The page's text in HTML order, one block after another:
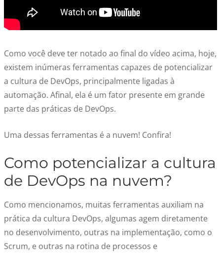
Como você deve ter notado ao final do vídeo acima, hoje,
existem inúmeras ferramentas capazes de potencializar
a cultura de DevOps, principalmente ligadas à
automação. Afinal, ela é um fator presente em grande
parte das práticas de DevOps.
Uma dessas ferramentas é a nuvem! Confira!
Como potencializar a cultura
de DevOps na nuvem?
Como mencionamos, muitas ferramentas auxiliam na
prática da cultura DevOps, algumas agem diretamente
no desenvolvimento, outras na implementação, como o
Scrum, e outras na rotina de processos e